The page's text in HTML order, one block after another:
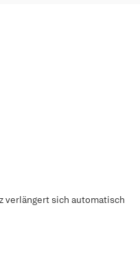
verlängert sich automatisch